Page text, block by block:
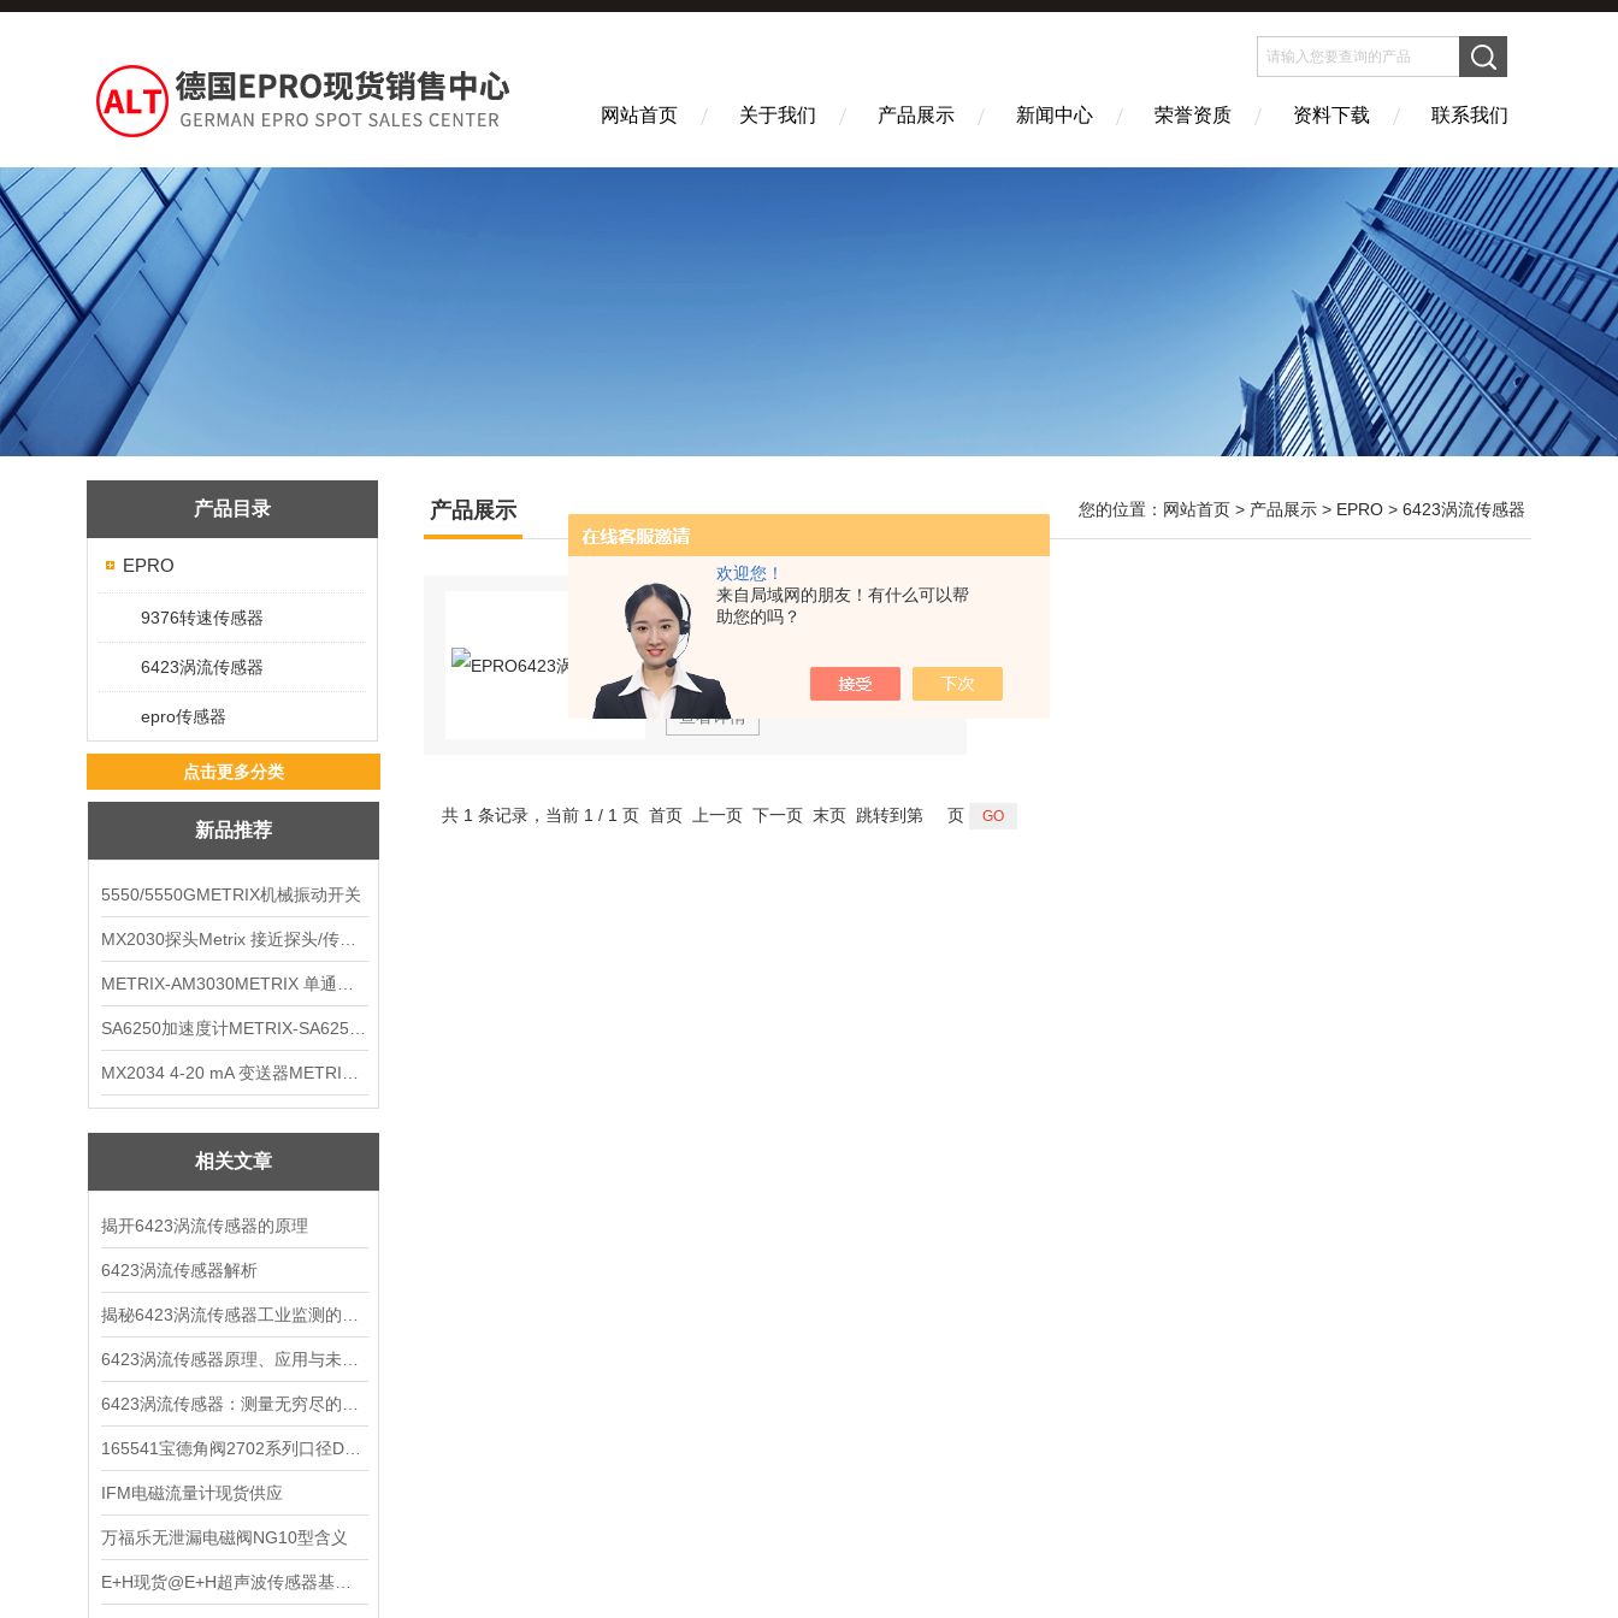
欢迎您！
来自局域网的朋友！有什么可以帮
助您的吗？
网站首页 关于我们 产品展示 新闻中心 荣誉资质 资料下载 联系我们
产品目录
EPRO
9376转速传感器
6423涡流传感器
epro传感器
点击更多分类
新品推荐
5550/5550GMETRIX机械振动开关
相关文章
揭开6423涡流传感器的原理
6423涡流传感器解析
IFM电磁流量计现货供应
万福乐无泄漏电磁阀NG10型含义
产品展示 您的位置： 网站首页 > 产品展示 > EPRO > 6423涡流传感器
EPRO6423涡流传感器
型号：
更新时间：
2026-07-23
查看详情
共 1 条记录，当前 1 / 1 页 首页 上一页 下一页 末页 跳转到第 页